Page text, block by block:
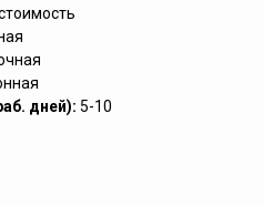
дней): 5-10